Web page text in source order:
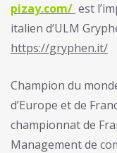
pizay.com/ est
italien d’ULM
https://gryphen.it/
Champion du
d’Europe et de
championnat de
Management de